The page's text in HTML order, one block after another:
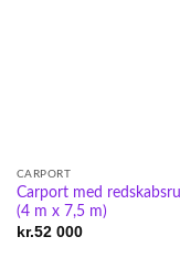
CARPORT
Carport med
(4 m x 7,5 m)
kr.52 000